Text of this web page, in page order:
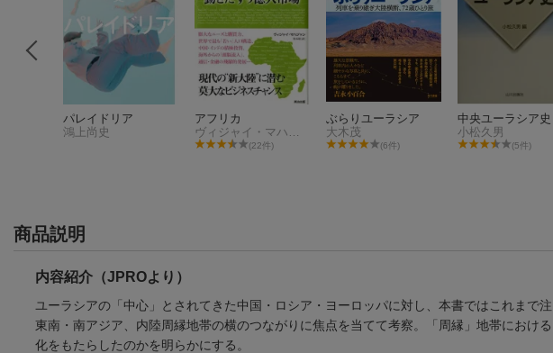
パレイドリア
鴻上尚史
アフリカ
(22件)
ぶらりユーラシア
大木茂
(6件)
中央ユーラシア史
小松久男
(5件)
商品説明
内容紹介（JPROより）
ユーラシアの「中心」とされてきた中国・ロシア・ヨーロッパに対し、本書ではこれまで
東南・南アジア、内陸周縁地帯の横のつながりに焦点を当てて考察。「周縁」地帯におけ
化をもたらしたのかを明らかにする。